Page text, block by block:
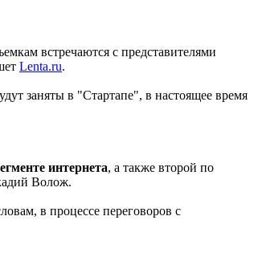
встречаются с представителями
Lenta.ru.
заняты в "Стартапе", в настоящее время
интернета, а также второй по
Волож.
в процессе переговоров с